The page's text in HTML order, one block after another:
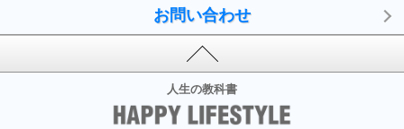
お問い合わせ
人生の教科書